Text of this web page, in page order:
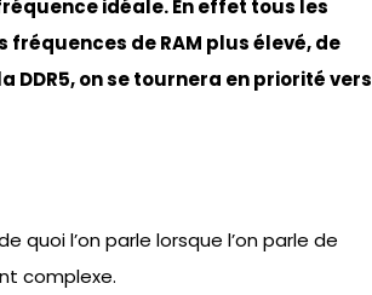
idéale. En effet tous les
de RAM plus élevé, de
DDR5, on se tournera en priorité vers
l’on parle lorsque l’on parle de
complexe.